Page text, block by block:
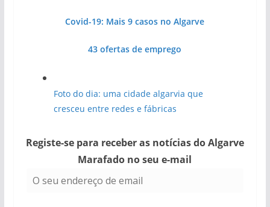
Covid-19: Mais 9 casos no Algarve
43 ofertas de emprego
Foto do dia: uma cidade algarvia que
cresceu entre redes e fábricas
Registe-se para receber as notícias do Algarve
Marafado no seu e-mail